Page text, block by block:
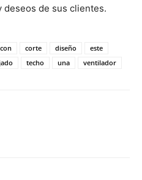
deseos de sus clientes.
con corte diseño
este
techo una ventilador